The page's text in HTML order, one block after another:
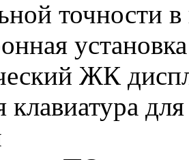
точности
ЖК
клавиатура